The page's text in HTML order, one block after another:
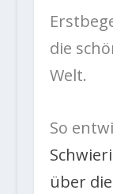
die
Welt.
So
über